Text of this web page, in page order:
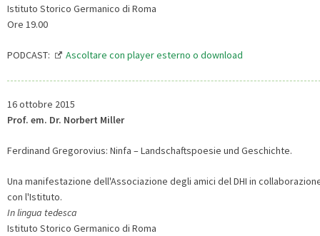
Istituto Storico Germanico di Roma
Ore 19.00
PODCAST: Ascoltare con player esterno o download
16 ottobre 2015
Prof. em. Dr. Norbert Miller
Ferdinand Gregorovius: Ninfa – Landschaftspoesie und Geschichte.
Una manifestazione dell'Associazione degli amici del DHI in
con l'Istituto.
In lingua tedesca
Istituto Storico Germanico di Roma